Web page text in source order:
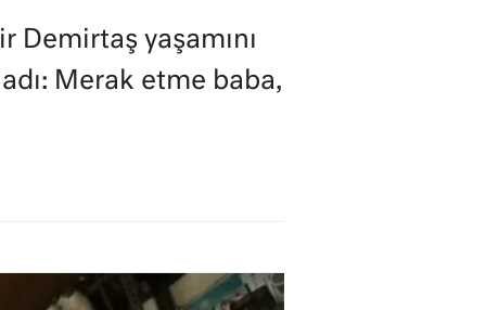
Demirtaş yaşamını
Merak etme baba,